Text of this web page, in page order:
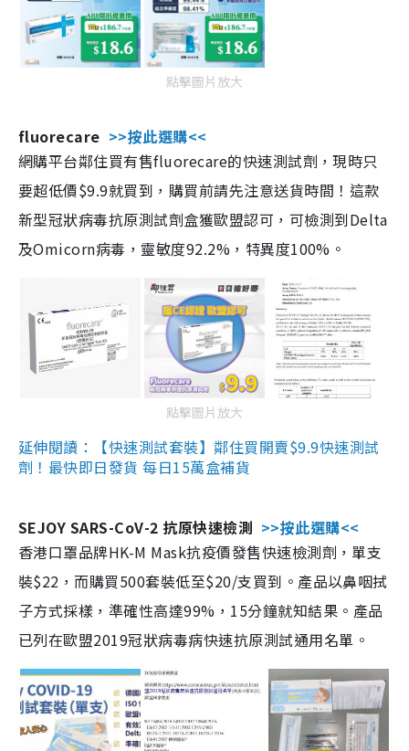
點擊圖片放大
fluorecare >>按此選購<<
網購平台鄰住買有售fluorecare的快速測試劑，現時只
要超低價$9.9就買到，購買前請先注意送貨時間！這款
新型冠狀病毒抗原測試劑盒獲歐盟認可，可檢測到Delta
及Omicorn病毒，靈敏度92.2%，特異度100%。
點擊圖片放大
延伸閱讀：【快速測試套裝】鄰住買開賣$9.9快速測試
劑！最快即日發貨 每日15萬盒補貨
SEJOY SARS-CoV-2 抗原快速檢測 >>按此選購<<
香港口罩品牌HK-M Mask抗疫價發售快速檢測劑，單支
裝$22，而購買500套裝低至$20/支買到。產品以鼻咽拭
子方式採樣，準確性高達99%，15分鐘就知結果。產品
已列在歐盟2019冠狀病毒病快速抗原測試通用名單。